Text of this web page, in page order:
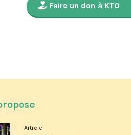
Faire un don à KTO
Article